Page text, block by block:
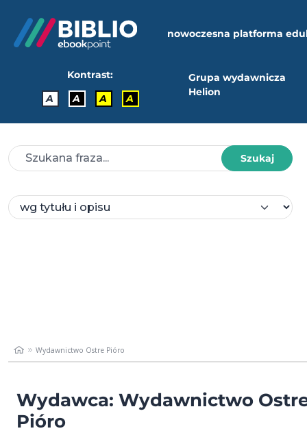
nowoczesna platforma
Kontrast:
A
A A A
Grupa wydawnicza
Helion
Szukaj
Wydawnictwo Ostre Pióro
Wydawca: Wydawnictwo
Pióro